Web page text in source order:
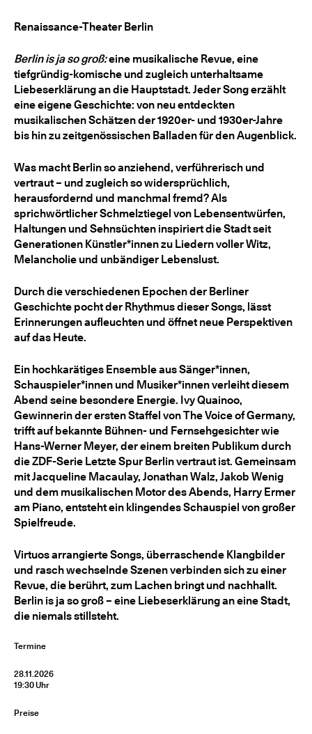
Renaissance-Theater Berlin
Berlin is ja so groß:eine musikalische Revue, eine
tiefgründig-komische und zugleich unterhaltsame
Liebeserklärung an die Hauptstadt. Jeder Song erzählt
eine eigene Geschichte: von neu entdeckten
musikalischen Schätzen der 1920er- und 1930er-Jahre
bis hin zu zeitgenössischen Balladen für den Augenblick.
Was macht Berlin so anziehend, verführerisch und
vertraut – und zugleich so widersprüchlich,
herausfordernd und manchmal fremd? Als
sprichwörtlicher Schmelztiegel von Lebensentwürfen,
Haltungen und Sehnsüchten inspiriert die Stadt seit
Generationen Künstler*innen zu Liedern voller Witz,
Melancholie und unbändiger Lebenslust.
Durch die verschiedenen Epochen der Berliner
Geschichte pocht der Rhythmus dieser Songs, lässt
Erinnerungen aufleuchten und öffnet neue Perspektiven
auf das Heute.
Ein hochkarätiges Ensemble aus Sänger*innen,
Schauspieler*innen und Musiker*innen verleiht diesem
Abend seine besondere Energie. Ivy Quainoo,
Gewinnerin der ersten Staffel von The Voice of Germany,
trifft auf bekannte Bühnen- und Fernsehgesichter wie
Hans-Werner Meyer, der einem breiten Publikum durch
die ZDF-Serie Letzte Spur Berlin vertraut ist. Gemeinsam
mit Jacqueline Macaulay, Jonathan Walz, Jakob Wenig
und dem musikalischen Motor des Abends, Harry Ermer
am Piano, entsteht ein klingendes Schauspiel von großer
Spielfreude.
Virtuos arrangierte Songs, überraschende Klangbilder
und rasch wechselnde Szenen verbinden sich zu einer
Revue, die berührt, zum Lachen bringt und nachhallt.
Berlin is ja so groß – eine Liebeserklärung an eine Stadt,
die niemals stillsteht.
Termine
28.11.2026
19:30 Uhr
Preise